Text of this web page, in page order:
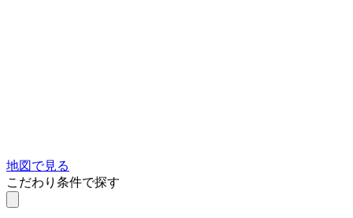
地図で見る
こだわり条件で探す